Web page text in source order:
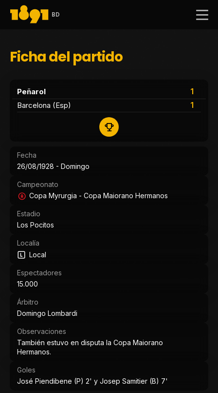
BD
Ficha del partido
Peñarol
1
1
Barcelona (Esp)
Fecha
26/08/1928 - Domingo
Campeonato
Copa Myrurgia - Copa Maiorano Hermanos
Estadio
Los Pocitos
Localía
Local
Espectadores
15.000
Árbitro
Domingo Lombardi
Observaciones
También estuvo en disputa la Copa Maiorano
Hermanos.
Goles
José Piendibene (P) 2' y Josep Samitier (B) 7'